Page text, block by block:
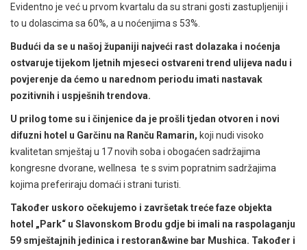
Evidentno je već u prvom kvartalu da su strani gosti zastupljeniji i
to u dolascima sa 60%, a u noćenjima s 53%.
Budući da se u našoj županiji najveći rast dolazaka i noćenja
ostvaruje tijekom ljetnih mjeseci ostvareni trend ulijeva nadu i
povjerenje da ćemo u narednom periodu imati nastavak
pozitivnih i uspješnih trendova.
U prilog tome su i činjenice da je prošli tjedan otvoren i novi
difuzni hotel u Garčinu na Ranču Ramarin, koji nudi visoko
kvalitetan smještaj u 17 novih soba i obogaćen sadržajima
kongresne dvorane, wellnesa te s svim popratnim sadržajima
kojima preferiraju domaći i strani turisti.
Također uskoro očekujemo i završetak treće faze objekta
hotel „Park“ u Slavonskom Brodu gdje bi imali na raspolaganju
59 smještajnih jedinica i restoran&wine bar Mushica. Također i